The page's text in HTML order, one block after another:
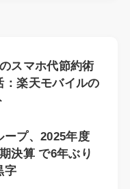
スマホ代節約術
：楽天モバイルの
ープ、2025年度
決算 で6年ぶり
字